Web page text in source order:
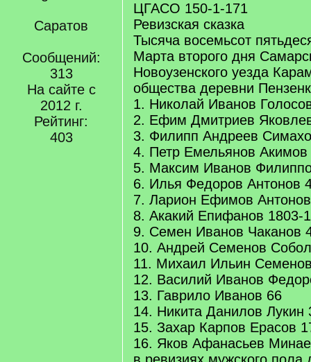
Саратов
Сообщений:
313
На сайте с
2012 г.
Рейтинг:
403
ЦГАСО 150-1-171
Ревизская сказка
Тысяча восемьсот
Марта второго дня
Новоузенского уезда
общества деревни
1. Николай Иванов
2. Ефим Дмитриев
3. Филипп Андреев
4. Петр Емельянов Акимов
5. Максим Иванов
6. Илья Федоров Антонов
7. Ларион Ефимов
8. Акакий Епифанов 1803-
9. Семен Иванов Чаканов
10. Андрей Семенов
11. Михаил Ильин
12. Василий Иванов
13. Гаврило Иванов 66
14. Никита Данилов Лукин
15. Захар Карпов Ерасов
16. Яков Афанасьев